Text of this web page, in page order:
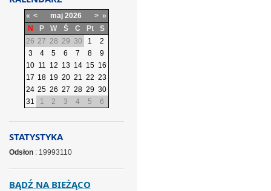
« < maj 2026 > »
N
P W Ś C Pt
S
26 27 28 29 30 1
2
3
4 5 6 7 8
9
10 11 12 13 14 15 16
17 18 19 20 21 22 23
24 25 26 27 28 29 30
31
1 2 3 4 5 6
STATYSTYKA
Odsłon: 19993110
BĄDŹ NA BIEŻĄCO